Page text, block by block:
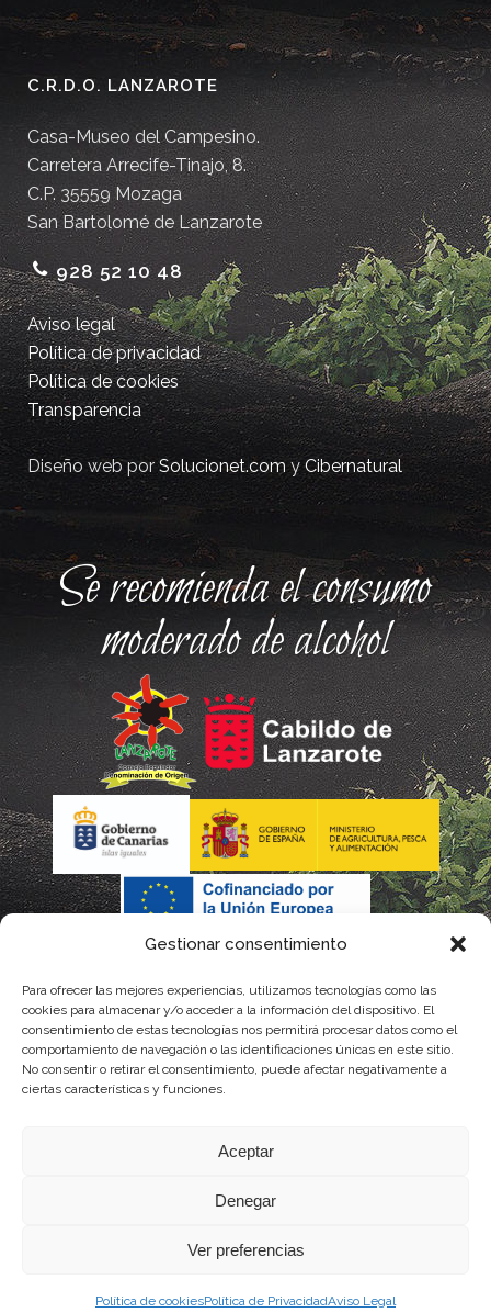
Gestionar consentimiento
Para ofrecer las mejores experiencias, utilizamos tecnologías como las
cookies para almacenar y/o acceder a la información del dispositivo. El
consentimiento de estas tecnologías nos permitirá procesar datos como el
comportamiento de navegación o las identificaciones únicas en este sitio.
No consentir o retirar el consentimiento, puede afectar negativamente a
ciertas características y funciones.
Aceptar
Denegar
Ver preferencias
Política de cookiesPolítica de PrivacidadAviso Legal
C.R.D.O. LANZAROTE
Casa-Museo del Campesino.
Carretera Arrecife-Tinajo, 8.
C.P. 35559 Mozaga
San Bartolomé de Lanzarote
928 52 10 48
Aviso legal
Política de privacidad
Política de cookies
Transparencia
Diseño web porSolucionet.comyCibernatural
Se recomienda el consumo
moderado de alcohol
La gestión de la DOP Lanzarote realizada por este Consejo Regulador es financiada,
con fondos provenientes del presupuesto de gastos del Instituto Canario de
Calidad Agroalimentaria